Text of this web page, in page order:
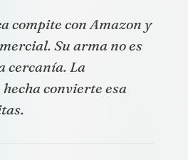
compite con Amazon y
Su arma no es
cercanía. La
convierte esa